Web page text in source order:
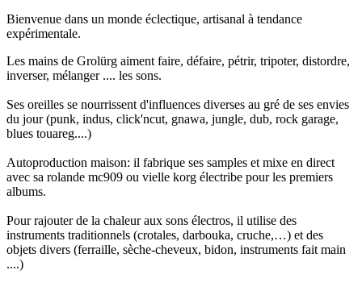
Bienvenue dans un monde éclectique, artisanal à tendance
expérimentale.
Les mains de Grolürg aiment faire, défaire, pétrir, tripoter, distordre,
inverser, mélanger .... les sons.
Ses oreilles se nourrissent d'influences diverses au gré de ses envies
du jour (punk, indus, click'ncut, gnawa, jungle, dub, rock garage,
blues touareg....)
Autoproduction maison: il fabrique ses samples et mixe en direct
avec sa rolande mc909 ou vielle korg électribe pour les premiers
albums.
Pour rajouter de la chaleur aux sons électros, il utilise des
instruments traditionnels (crotales, darbouka, cruche,…) et des
objets divers (ferraille, sèche-cheveux, bidon, instruments fait main
....)